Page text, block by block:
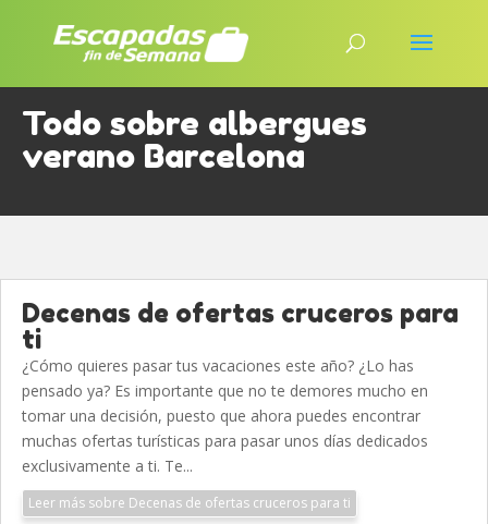
Todo sobre albergues
verano Barcelona
Decenas de ofertas cruceros para
ti
¿Cómo quieres pasar tus vacaciones este año? ¿Lo has
pensado ya? Es importante que no te demores mucho en
tomar una decisión, puesto que ahora puedes encontrar
muchas ofertas turísticas para pasar unos días dedicados
exclusivamente a ti. Te...
Leer más sobre Decenas de ofertas cruceros para ti